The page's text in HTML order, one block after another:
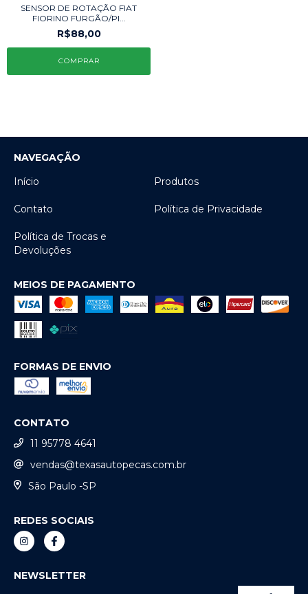
SENSOR DE ROTAÇÃO FIAT
FIORINO FURGÃO/PI...
R$88,00
NAVEGAÇÃO
Início
Produtos
Contato Política de Privacidade
Política de Trocas e
Devoluções
MEIOS DE PAGAMENTO
FORMAS DE ENVIO
CONTATO
11 95778 4641
vendas@texasautopecas.com.br
São Paulo -SP
REDES SOCIAIS
NEWSLETTER